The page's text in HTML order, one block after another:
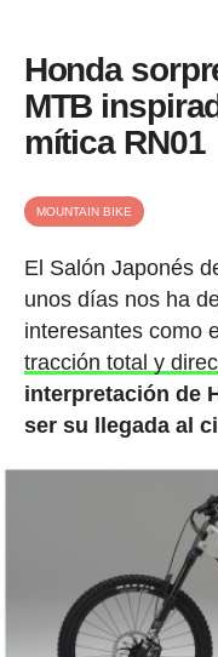
Honda
MTB
mítica RN01
MOUNTAIN BIKE
El Salón Japonés
unos días nos ha
interesantes como
tracción total y
interpretación de
ser su llegada al